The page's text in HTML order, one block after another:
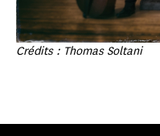
Crédits : Thomas Soltani